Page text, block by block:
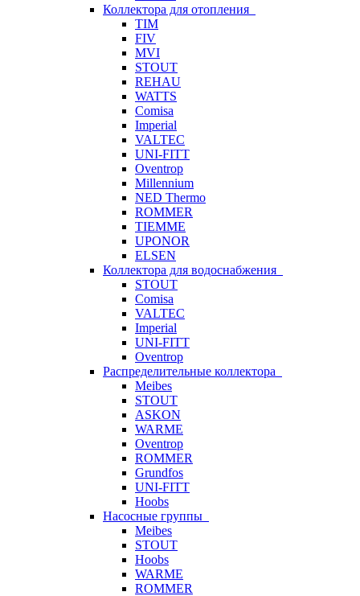
Коллектора для отопления
TIM
FIV
MVI
STOUT
REHAU
WATTS
Comisa
Imperial
VALTEC
UNI-FITT
Oventrop
Millennium
NED Thermo
ROMMER
TIEMME
UPONOR
ELSEN
Коллектора для водоснабжения
STOUT
Comisa
VALTEC
Imperial
UNI-FITT
Oventrop
Распределительные коллектора
Meibes
STOUT
ASKON
WARME
Oventrop
ROMMER
Grundfos
UNI-FITT
Hoobs
Насосные группы
Meibes
STOUT
Hoobs
WARME
ROMMER